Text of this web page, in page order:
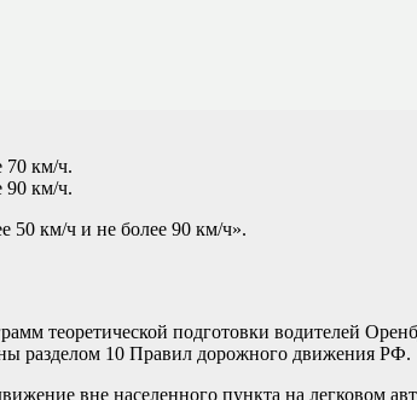
70 км/ч.
90 км/ч.
50 км/ч и не более 90 км/ч».
теоретической подготовки водителей
разделом 10 Правил дорожного движения РФ.
вне населенного пункта на легковом